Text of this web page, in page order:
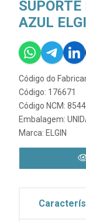
AZUL
Código do
Código: 176671
Código NCM:
Embalagem:
Marca: ELGIN